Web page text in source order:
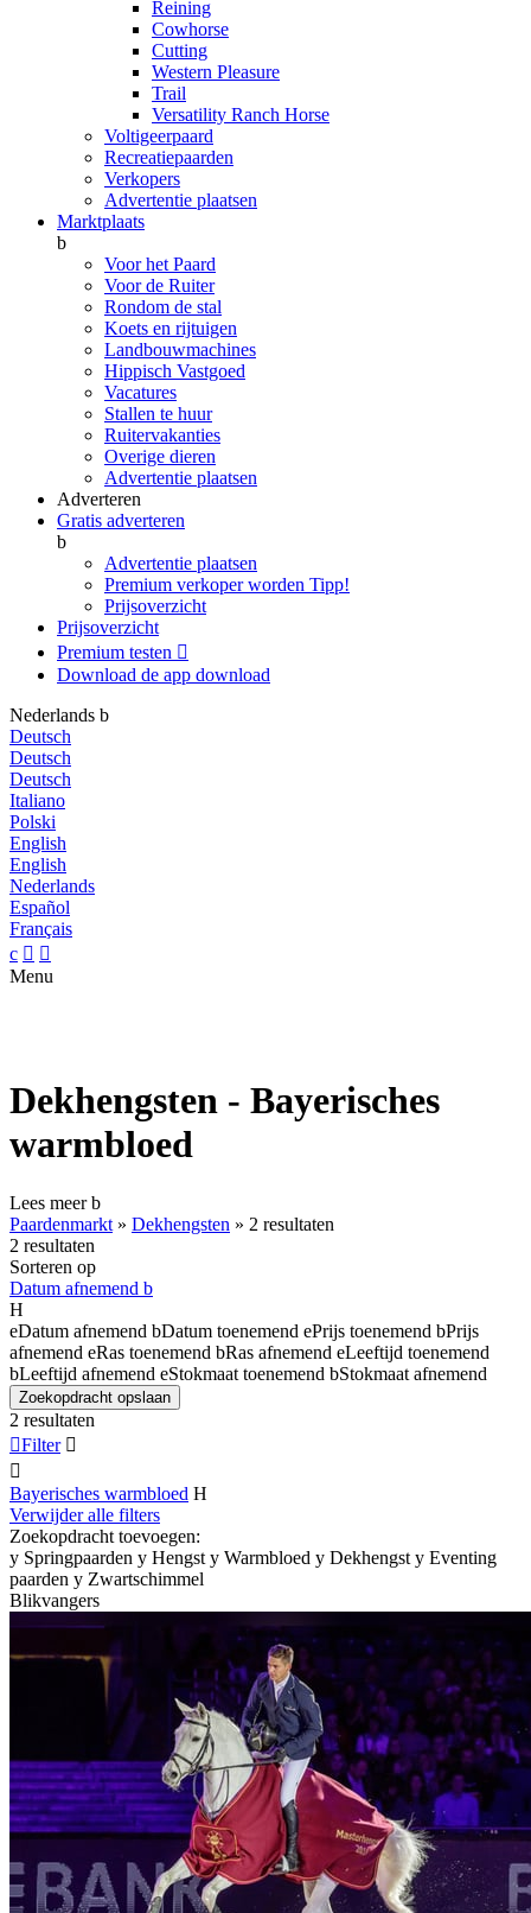
Reining
Cowhorse
Cutting
Western Pleasure
Trail
Versatility Ranch Horse
Voltigeerpaard
Recreatiepaarden
Verkopers
Advertentie plaatsen
Marktplaats
b
Voor het Paard
Voor de Ruiter
Rondom de stal
Koets en rijtuigen
Landbouwmachines
Hippisch Vastgoed
Vacatures
Stallen te huur
Ruitervakanties
Overige dieren
Advertentie plaatsen
Adverteren
Gratis adverteren
b
Advertentie plaatsen
Premium verkoper worden Tipp!
Prijsoverzicht
Prijsoverzicht
Premium testen 
Download de app download
Nederlands b
Deutsch
Deutsch
Deutsch
Italiano
Polski
English
English
Nederlands
Español
Français
c  
Menu
Dekhengsten - Bayerisches
warmbloed
Lees meerb
Paardenmarkt » Dekhengsten » 2 resultaten
2 resultaten
Sorteren op
Datum afnemend b
H
eDatum afnemend bDatum toenemend ePrijs toenemend bPrijs
afnemend eRas toenemend bRas afnemend eLeeftijd toenemend
bLeeftijd afnemend eStokmaat toenemend bStokmaat afnemend
Zoekopdracht opslaan
2 resultaten
Filter 

Bayerisches warmbloed H
Verwijder alle filters
Zoekopdracht toevoegen:
y Springpaarden y Hengst y Warmbloed y Dekhengst y Eventing
paarden y Zwartschimmel
Blikvangers